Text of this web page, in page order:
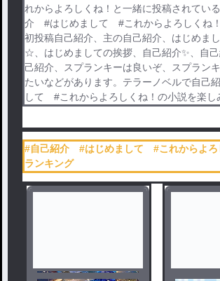
れからよろしくね！と一緒に投稿されてい
介 #はじめまして #これからよろしくね！
初投稿自己紹介、主の自己紹介、はじめま
☆、はじめましての挨拶、自己紹介✨、自
己紹介、スプランキーは良いぞ、スプラン
たいなどがあります。テラーノベルで自己
して #これからよろしくね！の小説を楽し
#自己紹介 #はじめまして #これからよろ
ランキング